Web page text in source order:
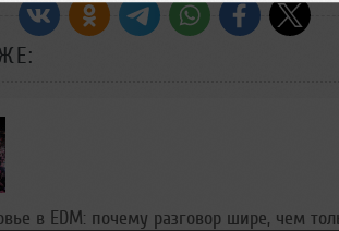
в EDM: почему разговор шире, чем